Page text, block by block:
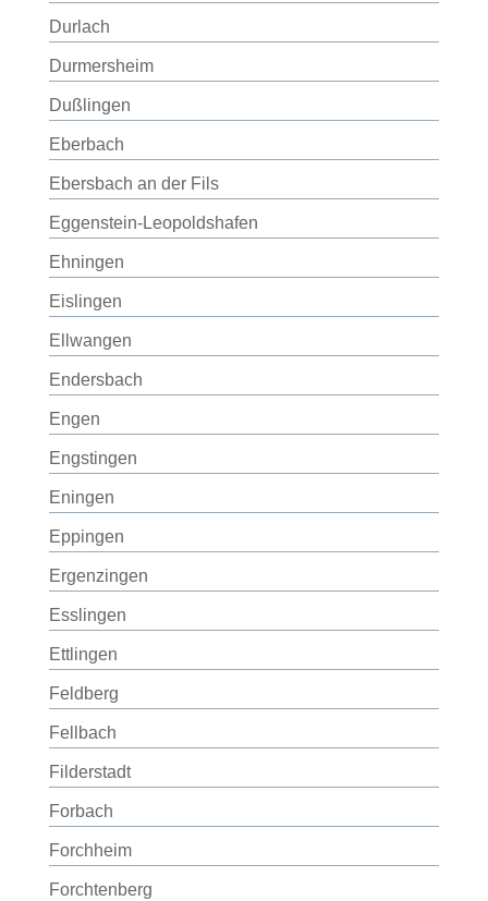
Durlach
Durmersheim
Dußlingen
Eberbach
Ebersbach an der Fils
Eggenstein-Leopoldshafen
Ehningen
Eislingen
Ellwangen
Endersbach
Engen
Engstingen
Eningen
Eppingen
Ergenzingen
Esslingen
Ettlingen
Feldberg
Fellbach
Filderstadt
Forbach
Forchheim
Forchtenberg